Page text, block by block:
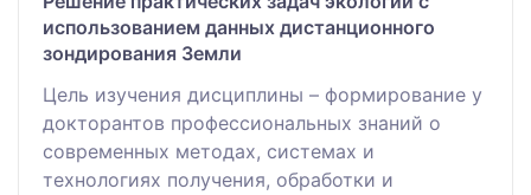
использованием данных дистанционного
зондирования Земли
Цель изучения дисциплины – формирование у
докторантов профессиональных знаний о
современных методах, системах и
технологиях получения, обработки и